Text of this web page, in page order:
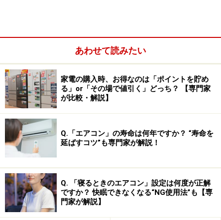
フィリップスが元々シェーバーを開発し始めたのが1939
年。当時から回転式を採用し、徐々にヘッドの数を増や
すことで、ついに1966年に3ヘッドの回転式の開発に成
功しました。それから約50年近くに渡り、深剃りと肌へ
の優しい剃り心地の両立を追求。そんな同社の最新フラ
ッグシップモデルが9000シリーズです。
あわせて読みたい
家電の購入時、お得なのは「ポイントを貯め
る」or「その場で値引く」どっち？ 【専門家
が比較・解説】
Q.「エアコン」の寿命は何年ですか？ “寿命を
延ばすコツ”も専門家が解説！
Q. 「寝るときのエアコン」設定は何度が正解
ですか？ 快眠できなくなる“NG使用法”も【専
門家が解説】